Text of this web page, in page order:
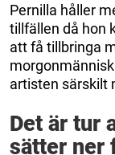
Pernilla håller
tillfällen då hon
att få tillbringa
artisten särskilt
Det är tur
sätter ner